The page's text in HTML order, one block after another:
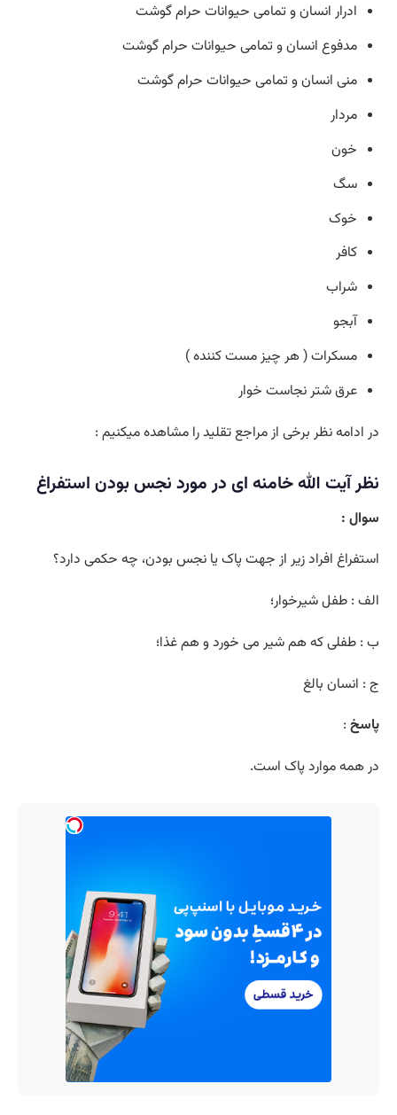
ادرار انسان و تمامی حیوانات حرام گوشت
مدفوع انسان و تمامی حیوانات حرام گوشت
منی انسان و تمامی حیوانات حرام گوشت
مردار
خون
سگ
خوک
کافر
شراب
آبجو
مسکرات ( هر چیز مست کننده )
عرق شتر نجاست خوار
در ادامه نظر برخی از مراجع تقلید را مشاهده میکنیم :
نظرآیت الله خامنه ای در مورد نجس بودن استفراغ
سوال :
استفراغ افراد زیر از جهت پاک یا نجس بودن، چه حکمی دارد؟
الف : طفل شیرخوار؛
ب : طفلی که هم شیر می خورد و هم غذا؛
ج : انسان بالغ
پاسخ :
در همه موارد پاک است.